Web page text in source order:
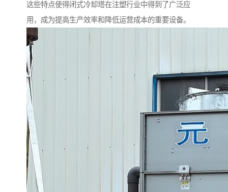
这些特点使得闭式冷却塔在注塑行业中得到了广泛应
用，成为提高生产效率和降低运营成本的重要设备。